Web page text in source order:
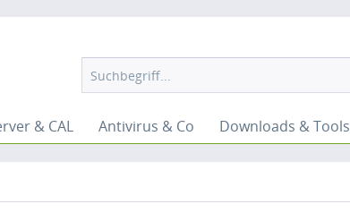
& CAL Antivirus & Co Downloads & Tools